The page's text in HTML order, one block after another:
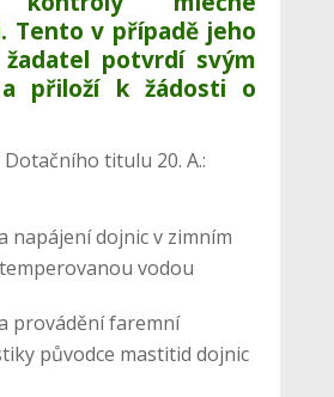
Tento v případě jeho
potvrdí svým
a přiloží kžádosti o
titulu 20. A.:
napájení dojnic v zimním
vodou
provádění faremní
původce mastitid dojnic